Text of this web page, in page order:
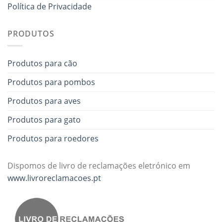
Política de Privacidade
PRODUTOS
Produtos para cão
Produtos para pombos
Produtos para aves
Produtos para gato
Produtos para roedores
Dispomos de livro de reclamações eletrónico em
www.livroreclamacoes.pt